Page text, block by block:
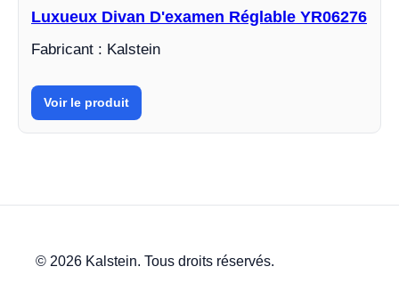
Luxueux Divan D'examen Réglable YR06276
Fabricant : Kalstein
Voir le produit
© 2026 Kalstein. Tous droits réservés.